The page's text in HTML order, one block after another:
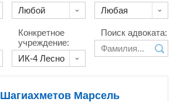
Конкретное
учреждение:
Поиск адвоката:
Шагиахметов Марсель